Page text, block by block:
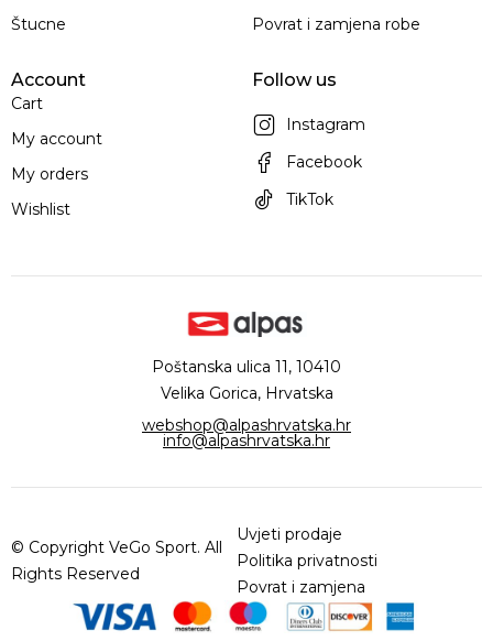
Štucne
Povrat i zamjena robe
Account
Cart
My account
My orders
Wishlist
Follow us
Instagram
Facebook
TikTok
Poštanska ulica 11, 10410
Velika Gorica, Hrvatska
webshop@alpashrvatska.hr
info@alpashrvatska.hr
© Copyright VeGo Sport. All
Rights Reserved
Uvjeti prodaje
Politika privatnosti
Povrat i zamjena